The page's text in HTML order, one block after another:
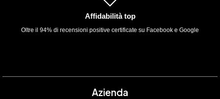
Affidabilità top
Oltre il 94% di recensioni positive certificate su Facebook e Google
Azienda